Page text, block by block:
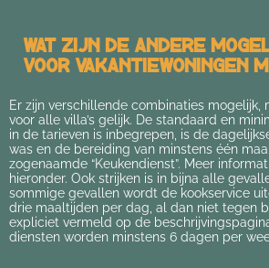
Wat zijn de andere
voor vakantiewoningen
Er zijn verschillende combinaties mogelijk,
voor alle villa’s gelijk. De standaard en
in de tarieven is inbegrepen, is de
was en de bereiding van minstens één
zogenaamde “Keukendienst”. Meer
hieronder. Ook strijken is in bijna alle
sommige gevallen wordt de kookservice
drie maaltijden per dag, al dan niet tegen
expliciet vermeld op de
diensten worden minstens 6 dagen per